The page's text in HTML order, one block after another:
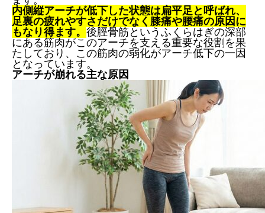
内側縦アーチが低下した状態は扁平足と呼ばれ、
足裏の疲れやすさだけでなく膝痛や腰痛の原因に
もなり得ます。 後脛骨筋というふくらはぎの深部
にある筋肉がこのアーチを支える重要な役割を果
たしており、この筋肉の弱化がアーチ低下の一因
となっています。
アーチが崩れる主な原因